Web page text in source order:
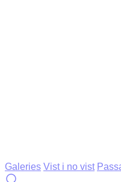
Galeries Vist i no vist